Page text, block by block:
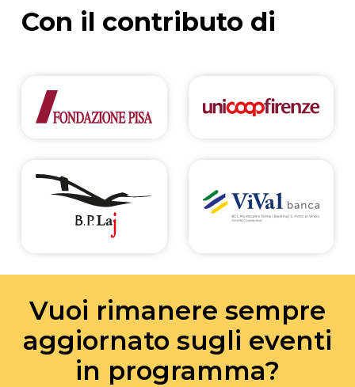
Con il contributo di
Vuoi rimanere sempre
aggiornato sugli eventi
in programma?